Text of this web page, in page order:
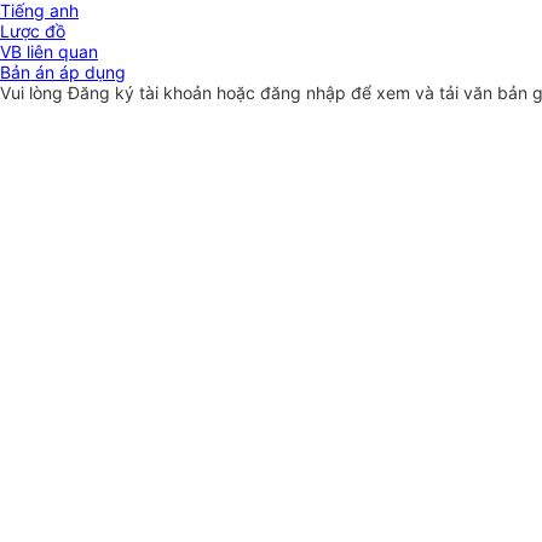
Tiếng anh
Lược đồ
VB liên quan
Bản án áp dụng
Vui lòngĐăng ký tài khoản hoặc đăng nhập để xem và tải văn bản